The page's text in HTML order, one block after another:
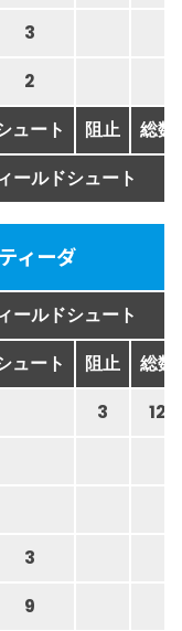
3
2
ュート 阻止 総数
ールドシュート
ィーダ
ールドシュート
ュート 阻止 総数
3 12
3
9